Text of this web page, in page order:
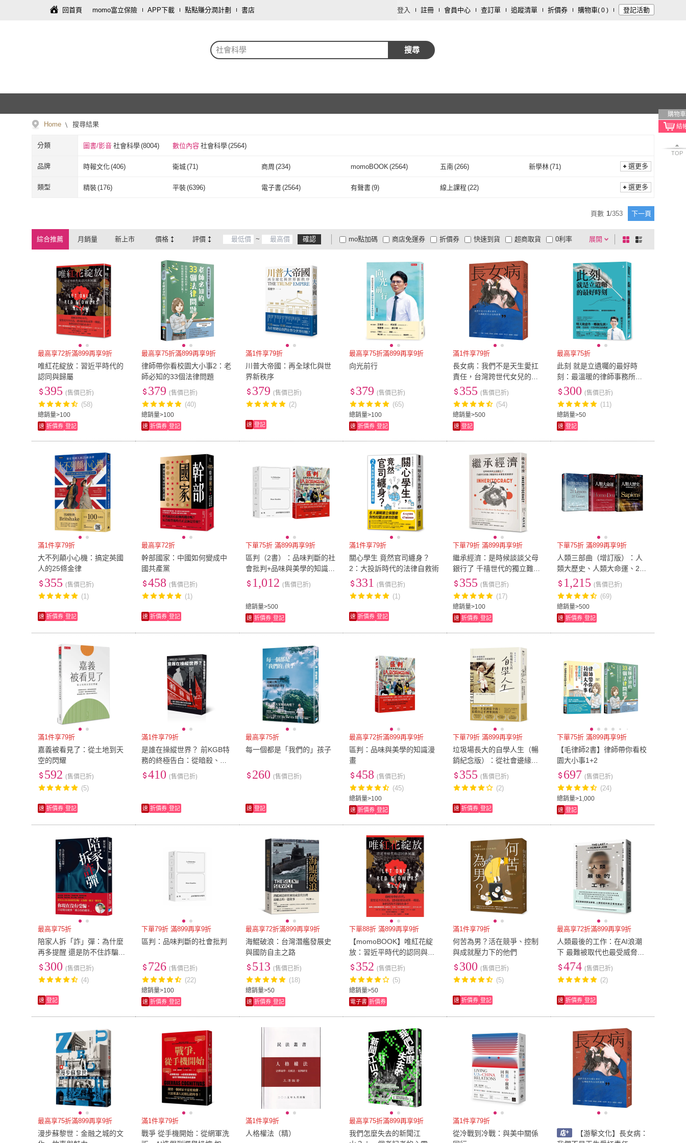
回首頁 momo富立保險 APP下載 點點賺分潤計劃 書店 登入 註冊 會員中心 查訂單 追蹤清單 折價券 購物車( 0 ) 登記活動
社會科學 搜尋
購物車
TOP
Home 搜尋結果
分類 圖書/影音 社會科學(8004) 數位內容 社會科學(2564)
品牌 時報文化(406) 衛城(71) 商周 (234) momoBOOK (2564) 五南(266) 新學林(71)
麥田(122) 天下文化(162 洪葉文化(27) 八旗(84) 左岸(110 )
臉譜(40) 聯利媒體(7) 三民(321) 揚智文化(143) 大家(27) 香港中華書局(27)
讀享數位(16) 國際軍務雜誌社(17) 書泉出版社(87) 野人(28) 大寫出版(19) Cengage(1)
聯經(227) 心靈工坊(58) 布克文化 (24) ) 軍式風格多媒體工作室(1)
一卷文化 香港三聯書店 Pearson 好優文化(48)
香港中文大學出版社 麥浩斯(13 香港商務印書館(17 新月文化 (1) (28)
春山出版 北星(9)
時報文化 衛城(71 商周(234 momoBOOK 五南
天下雜誌(21) 明白(40) 寶瓶文化(45) 心理出版社(8) 游擊文化(37) 燎原出版(35)
臉譜(40) 聯利媒體(7) 三民(321) 揚智文化(143) 大家(27) 香港中華書局(27)
讀享數位 國際軍務雜誌社 書泉出版社( 野人 大寫出版(19) Cengage(1)
聯經(227 心靈工坊 布克文化 24 遠流 (100) 軍式風格多媒體工作室 藍藍的天(6)
一卷文化 香港三聯書店 Pearson(1) 好優文化( 48 貓頭鷹(31) 38)
香港中文大學出版社 25) 麥浩斯( 香港商務印書館 新月文化(1) 雙葉書廊(16)
春山出版 北星(9)
取消 選更多
類型 精裝(176) 平裝(6396) 電子書(2564) 有聲書(9) 線上課程 (22) 選更多
頁數 1/353 下一頁
綜合推薦 月銷量 新上市 價格 評價 ~ 確認 展開
折價券
有影片
商品有量 電視購物
mo點加碼 快速到貨 超商取貨
大家電安心配
大家電快配
商店免運券 0利率
超商付款
及以上 及以上 1 及以上
棋
盤
列
最高享72折滿899再享9折
唯紅花綻放：習近平時代的
認同與歸屬
總銷量>100
395 (售價已折)
(58)
速 折價券 登記
最高享75折滿899再享9折
律師帶你看校園大小事2：老
師必知的33個法律問題
總銷量>100
379 (售價已折)
(40)
速 折價券 登記
滿1件享79折
川普大帝國：再全球化與世
界新秩序
379 (售價已折)
(2)
速 登記
最高享75折滿899再享9折
向光前行
總銷量>100
379 (售價已折)
(65)
速 折價券 登記
滿1件享79折
長女病：我們不是天生愛扛
責任，台灣跨世代女兒的故
事
總銷量>500
355 (售價已折)
(54)
速 登記
最高享75折
此刻 就是立遺囑的最好時
刻：最溫暖的律師事務所主
持人×最有愛的財富傳承手諭
總銷量>50
300 (售價已折)
(11)
速 登記
滿1件享79折
大不列顛小心機：搞定英國
人的25條金律
355 (售價已折)
(1)
速 折價券 登記
最高享72折
幹部國家：中國如何變成中
國共產黨
458 (售價已折)
(1)
速 折價券 登記
下單75折 滿899再享9折
區判（2書）：品味判斷的社
會批判+品味與美學的知識漫
畫
總銷量>500
1,012 (售價已折)
速 折價券 登記
滿1件享79折
關心學生 竟然官司纏身？
2：大投訴時代的法律自救術
331 (售價已折)
(1)
速 折價券 登記
下單79折 滿899再享9折
繼承經濟：是時候談談父母
銀行了 千禧世代的獨立難題
與社會價值重新排序
總銷量>100
355 (售價已折)
(17)
速 折價券 登記
下單75折 滿899再享9折
人類三部曲（增訂版）：人
類大歷史、人類大命運、21
世紀的21堂課
總銷量>500
1,215 (售價已折)
(69)
速 折價券 登記
滿1件享79折
嘉義被看見了：從土地到天
空的閃耀
592 (售價已折)
(5)
速 折價券 登記
滿1件享79折
是誰在操縱世界？ 前KGB特
務的終極告白：從暗殺、誘
拐到政治陰謀 揭露15場
410 (售價已折)
速 折價券 登記
最高享75折
每一個都是「我們的」孩子
260 (售價已折)
速 登記
最高享72折滿899再享9折
區判：品味與美學的知識漫
畫
總銷量>100
458 (售價已折)
(45)
速 折價券 登記
下單79折 滿899再享9折
垃圾場長大的自學人生（暢
銷紀念版）：從社會邊緣到
劍橋博士的震撼教育
355 (售價已折)
(2)
速 折價券 登記
下單75折 滿899再享9折
【毛律師2書】律師帶你看校
園大小事1+2
總銷量>1,000
697 (售價已折)
(24)
速 登記
最高享75折
陪家人拆「詐」彈：為什麼
再多提醒 還是防不住詐騙劇
本？
300 (售價已折)
(4)
速 登記
下單79折 滿899再享9折
區判：品味判斷的社會批判
總銷量>100
726 (售價已折)
(22)
速 折價券 登記
最高享72折滿899再享9折
海鯤破浪：台灣潛艦發展史
與國防自主之路
總銷量>50
513 (售價已折)
(18)
速 折價券 登記
下單88折 滿899再享9折
【momoBOOK】唯紅花綻
放：習近平時代的認同與歸
屬(電子書)
總銷量>50
352 (售價已折)
(5)
電子書 折價券
滿1件享79折
何苦為男？活在競爭、控制
與成就壓力下的他們
300 (售價已折)
(5)
速 折價券 登記
最高享72折滿899再享9折
人類最後的工作：在AI浪潮
下 最難被取代也最受威脅的
工作能力
474 (售價已折)
(2)
速 折價券 登記
最高享75折滿899再享9折
漫步蘇黎世：金融之城的文
滿1件享79折
戰爭 從手機開始：從網軍洗
滿1件享9折
人格權法（精）
最高享75折滿899再享9折
我們怎麼失去的新聞江
滿1件享79折
從冷戰到冷戰：與美中關係
【游擊文化】長女病：